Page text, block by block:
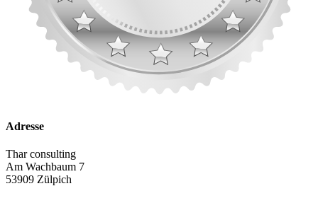
Adresse
Thar consulting
Am Wachbaum 7
53909 Zülpich